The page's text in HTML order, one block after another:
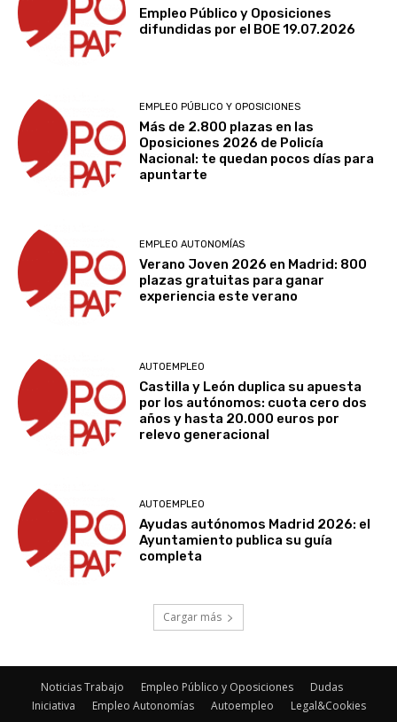
Empleo Público y Oposiciones
difundidas por el BOE 19.07.2026
EMPLEO PÚBLICO Y OPOSICIONES
Más de 2.800 plazas en las
Oposiciones 2026 de Policía
Nacional: te quedan pocos días para
apuntarte
EMPLEO AUTONOMÍAS
Verano Joven 2026 en Madrid: 800
plazas gratuitas para ganar
experiencia este verano
AUTOEMPLEO
Castilla y León duplica su apuesta
por los autónomos: cuota cero dos
años y hasta 20.000 euros por
relevo generacional
AUTOEMPLEO
Ayudas autónomos Madrid 2026: el
Ayuntamiento publica su guía
completa
Cargar más
Noticias Trabajo Empleo Público y Oposiciones
Dudas
Iniciativa
Empleo Autonomías Autoempleo Legal&Cookies